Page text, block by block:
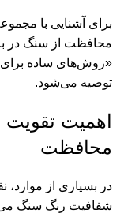
برای آشنایی با
محافظت از سنگ در
«روش‌های ساده
توصیه می‌شود.
اهمیت تقویت
محافظت
در بسیاری از
شفافیت رنگ سنگ